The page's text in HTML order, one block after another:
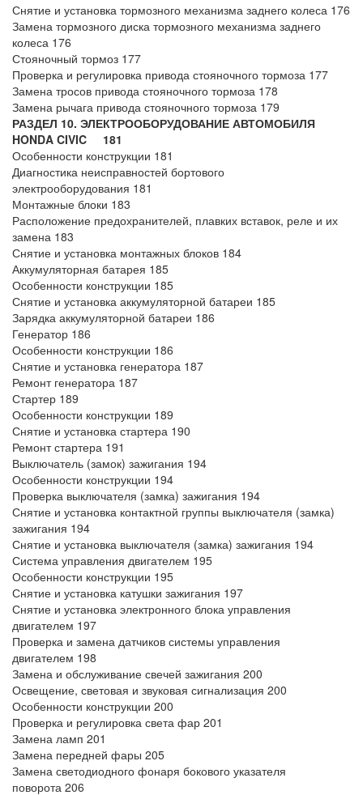
Снятие и установка тормозного механизма заднего колеса 176
Замена тормозного диска тормозного механизма заднего
колеса 176
Стояночный тормоз 177
Проверка и регулировка привода стояночного тормоза 177
Замена тросов привода стояночного тормоза 178
Замена рычага привода стояночного тормоза 179
РАЗДЕЛ 10. ЭЛЕКТРООБОРУДОВАНИЕ АВТОМОБИЛЯ
HONDA CIVIC 181
Особенности конструкции 181
Диагностика неисправностей бортового
электрооборудования 181
Монтажные блоки 183
Расположение предохранителей, плавких вставок, реле и их
замена 183
Снятие и установка монтажных блоков 184
Аккумуляторная батарея 185
Особенности конструкции 185
Снятие и установка аккумуляторной батареи 185
Зарядка аккумуляторной батареи 186
Генератор 186
Особенности конструкции 186
Снятие и установка генератора 187
Ремонт генератора 187
Стартер 189
Особенности конструкции 189
Снятие и установка стартера 190
Ремонт стартера 191
Выключатель (замок) зажигания 194
Особенности конструкции 194
Проверка выключателя (замка) зажигания 194
Снятие и установка контактной группы выключателя (замка)
зажигания 194
Снятие и установка выключателя (замка) зажигания 194
Система управления двигателем 195
Особенности конструкции 195
Снятие и установка катушки зажигания 197
Снятие и установка электронного блока управления
двигателем 197
Проверка и замена датчиков системы управления
двигателем 198
Замена и обслуживание свечей зажигания 200
Освещение, световая и звуковая сигнализация 200
Особенности конструкции 200
Проверка и регулировка света фар 201
Замена ламп 201
Замена передней фары 205
Замена светодиодного фонаря бокового указателя
поворота 206